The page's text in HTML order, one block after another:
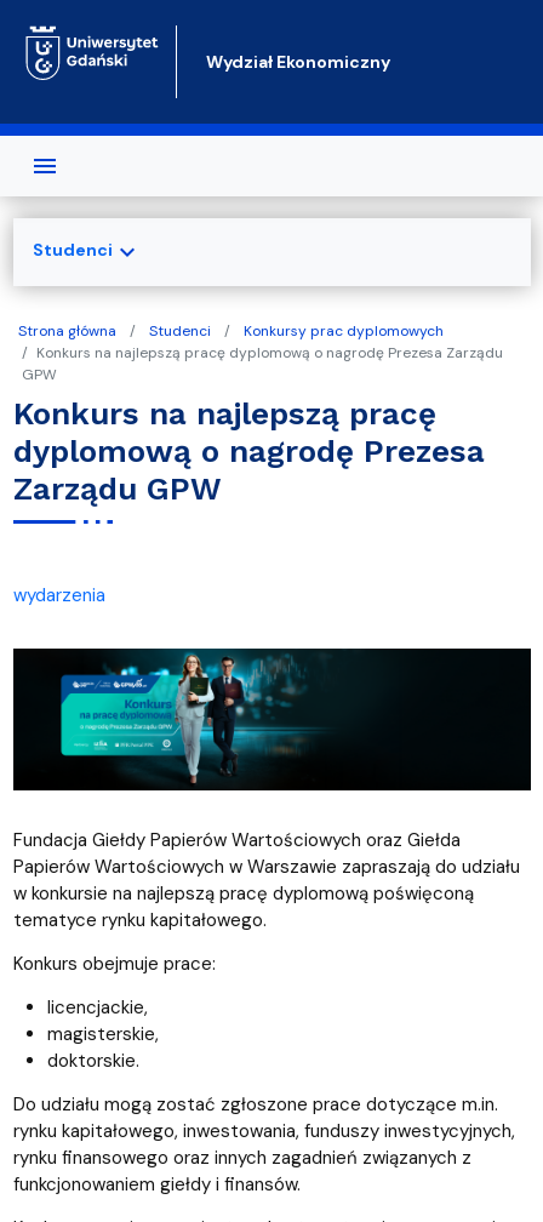
Wydział Ekonomiczny
Strona główna Studenci
Konkursy prac dyplomowych
Konkurs na najlepszą pracę dyplomową o nagrodę Prezesa Zarządu
GPW
Konkurs na najlepszą pracę
dyplomową o nagrodę Prezesa
Zarządu GPW
wydarzenia
Fundacja Giełdy Papierów Wartościowych oraz Giełda
Papierów Wartościowych w Warszawie zapraszają do udziału
w konkursie na najlepszą pracę dyplomową poświęconą
tematyce rynku kapitałowego.
Konkurs obejmuje prace:
licencjackie,
magisterskie,
doktorskie.
Do udziału mogą zostać zgłoszone prace dotyczące m.in.
rynku kapitałowego, inwestowania, funduszy inwestycyjnych,
rynku finansowego oraz innych zagadnień związanych z
funkcjonowaniem giełdy i finansów.
Studenci expand_more